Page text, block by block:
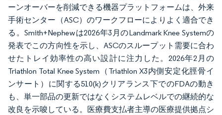
ーンオーバーを削減できる機器プラットフォームは、外来
手術センター（ASC）のワークフローによりよく適合でき
る。Smith+Nephewは2026年3月のLandmark Knee Systemの
発表でこの方向性を示し、ASCのスループット需要に合わ
せたトレイ効率性の高い設計に注力した。2026年2月の
Triathlon Total Knee System（Triathlon X3内側安定化脛骨イ
ンサート）に関する510(k)クリアランス下でのFDAの動き
も、単一部品の更新ではなくシステムレベルでの継続的な
改良を示唆している。医療費支払者主導の医療提供拠点シ